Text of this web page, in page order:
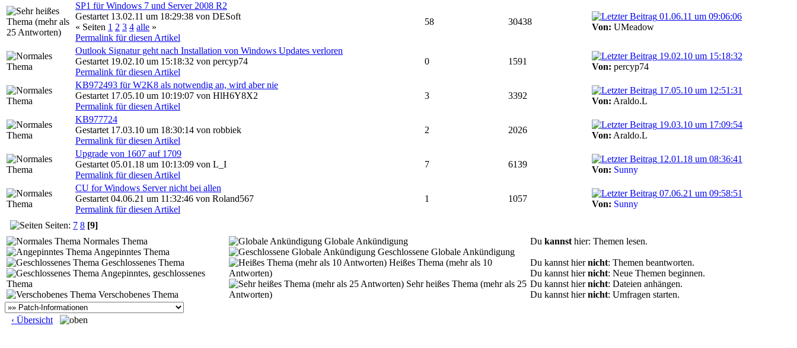
SP1 für Windows 7 und Server 2008 R2
Gestartet 13.02.11 um 18:29:38 von DESoft
« Seiten 1 2 3 4 alle »
Permalink für diesen Artikel
58 30438
01.06.11 um 09:06:06
Von: UMeadow
Outlook Signatur geht nach Installation von Windows Updates verloren
Gestartet 19.02.10 um 15:18:32 von percyp74
Permalink für diesen Artikel
0 1591
19.02.10 um 15:18:32
Von: percyp74
KB972493 für W2K8 als notwendig an, wird aber nie
Gestartet 17.05.10 um 10:19:07 von HlH6Y8X2
Permalink für diesen Artikel
3 3392
17.05.10 um 12:51:31
Von: Araldo.L
KB977724
Gestartet 17.03.10 um 18:30:14 von robbiek
Permalink für diesen Artikel
2 2026
19.03.10 um 17:09:54
Von: Araldo.L
Upgrade von 1607 auf 1709
Gestartet 05.01.18 um 10:13:09 von L_I
Permalink für diesen Artikel
7 6139
12.01.18 um 08:36:41
Von: Sunny
CU for Windows Server nicht bei allen
Gestartet 04.06.21 um 11:32:46 von Roland567
Permalink für diesen Artikel
1 1057
07.06.21 um 09:58:51
Von: Sunny
Seiten: 7 8 [9]
Normales Thema
Angepinntes Thema
Geschlossenes Thema
Angepinntes, geschlossenes
Thema
Verschobenes Thema
Globale Ankündigung
Geschlossene Globale Ankündigung
Heißes Thema (mehr als 10
Antworten)
Sehr heißes Thema (mehr als 25
Antworten)
Du kannst hier: Themen lesen.
Du kannst hiernicht: Themen beantworten.
Du kannst hiernicht: Neue Themen beginnen.
Du kannst hiernicht: Dateien anhängen.
Du kannst hiernicht: Umfragen starten.
‹ Übersicht